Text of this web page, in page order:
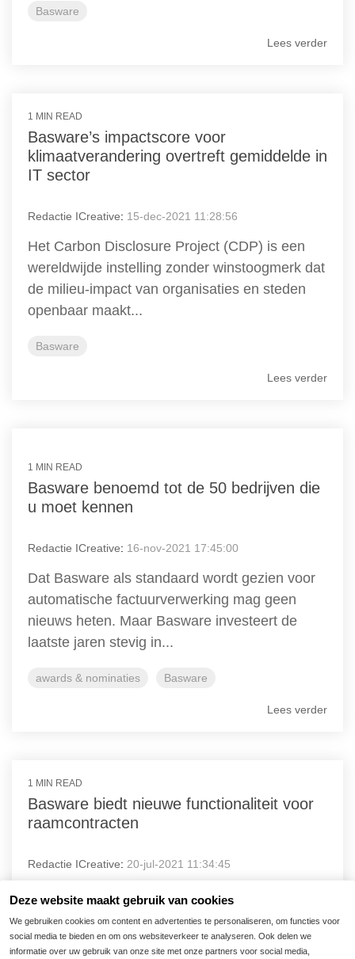
Deze website maakt gebruik van cookies
We gebruiken cookies om content en advertenties te personaliseren, om functies voor
social media te bieden en om ons websiteverkeer te analyseren. Ook delen we
informatie over uw gebruik van onze site met onze partners voor social media,
Basware
Lees verder
1 MIN READ
Basware’s impactscore voor
klimaatverandering overtreft gemiddelde in
IT sector
Redactie ICreative: 15-dec-2021 11:28:56
Het Carbon Disclosure Project (CDP) is een
wereldwijde instelling zonder winstoogmerk dat
de milieu-impact van organisaties en steden
openbaar maakt...
Basware
Lees verder
1 MIN READ
Basware benoemd tot de 50 bedrijven die
u moet kennen
Redactie ICreative: 16-nov-2021 17:45:00
Dat Basware als standaard wordt gezien voor
automatische factuurverwerking mag geen
nieuws heten. Maar Basware investeert de
laatste jaren stevig in...
awards & nominaties Basware
Lees verder
1 MIN READ
Basware biedt nieuwe functionaliteit voor
raamcontracten
Redactie ICreative: 20-jul-2021 11:34:45
Basware komt met nieuwe functionaliteit voor
raamovereenkomsten, ook wel blanket orders
in het Engels genoemd. Met deze verbetering